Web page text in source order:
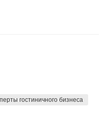
гостиничного бизнеса